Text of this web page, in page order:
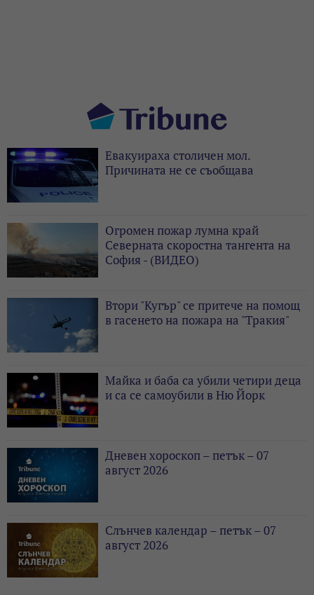
Евакуираха столичен мол.
Причината не се съобщава
Огромен пожар лумна край
Северната скоростна тангента на
София - (ВИДЕО)
Втори "Кугър" се притече на помощ
в гасенето на пожара на "Тракия"
Майка и баба са убили четири деца
и са се самоубили в Ню Йорк
Дневен хороскоп – петък – 07
август 2026
Слънчев календар – петък – 07
август 2026